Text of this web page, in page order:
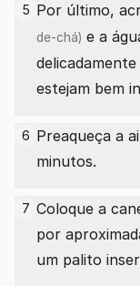
5 Por último,
de-chá) e a
estejam bem
6 Preaqueça a
minutos.
7 Coloque a
por
um palito